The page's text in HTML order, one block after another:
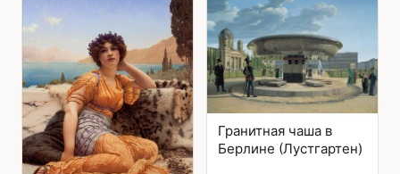
Гранитная чаша в
Берлине (Лустгартен)